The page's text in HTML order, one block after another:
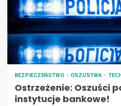
BEZPIECZEŃSTWO OSZUSTWA
Ostrzeżenie: Oszuści
instytucje bankowe!